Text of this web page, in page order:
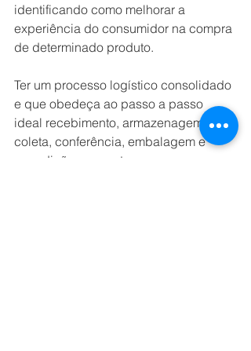
identificando como melhorar a
experiência do consumidor na compra
de determinado produto.
Ter um processo logístico consolidado
e que obedeça ao passo a passo
ideal recebimento, armazenagem,
coleta, conferência, embalagem e
expedição – garante ao e-commerce